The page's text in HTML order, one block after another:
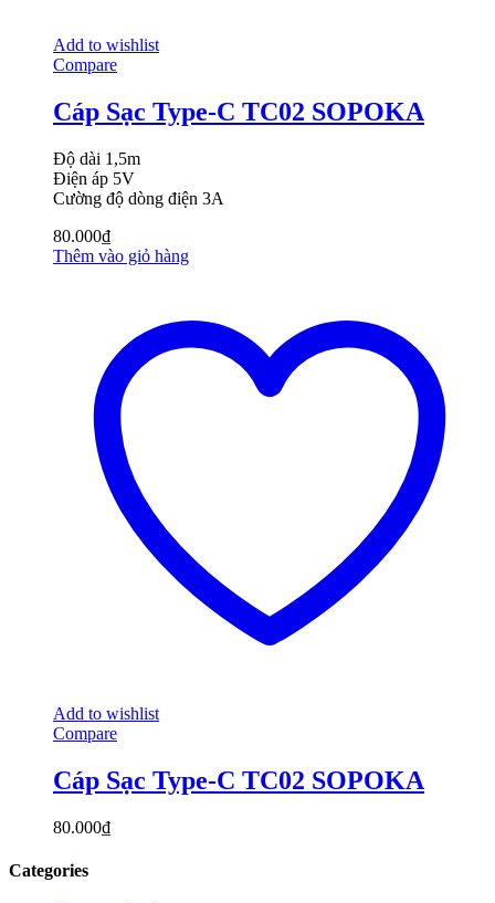
Add to wishlist
Compare
Cáp Sạc Type-C TC02 SOPOKA
Độ dài 1,5m
Điện áp 5V
Cường độ dòng điện 3A
80.000₫
Thêm vào giỏ hàng
Add to wishlist
Compare
Cáp Sạc Type-C TC02 SOPOKA
80.000₫
Categories